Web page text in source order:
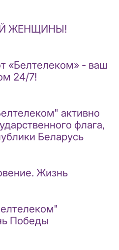
ЖЕНЩИНЫ!
«Белтелеком» - ваш
24/7!
активно
флага,
Беларусь
Жизнь
Победы